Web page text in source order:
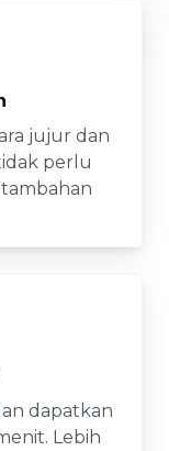
jujur dan
perlu
dapatkan
Lebih